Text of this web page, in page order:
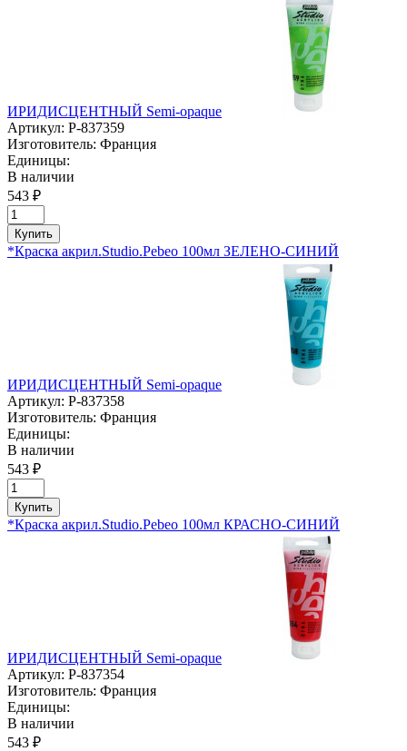
ИРИДИСЦЕНТНЫЙ Semi-opaque
Артикул: P-837359
Изготовитель: Франция
Единицы:
В наличии
543 ₽
Купить
*Краска акрил.Studio.Pebeo 100мл ЗЕЛЕНО-СИНИЙ
ИРИДИСЦЕНТНЫЙ Semi-opaque
Артикул: P-837358
Изготовитель: Франция
Единицы:
В наличии
543 ₽
Купить
*Краска акрил.Studio.Pebeo 100мл КРАСНО-СИНИЙ
ИРИДИСЦЕНТНЫЙ Semi-opaque
Артикул: P-837354
Изготовитель: Франция
Единицы:
В наличии
543 ₽